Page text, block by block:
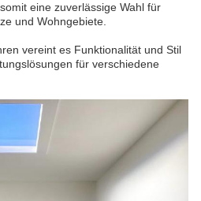
eine zuverlässige Wahl für
und Wohngebiete.
vereint es Funktionalität und Stil
für verschiedene